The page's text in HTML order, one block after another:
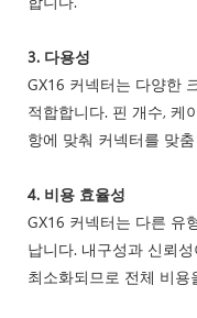
3. 다용성
GX16 커넥터는 다양한
적합합니다. 핀 개수, 케
항에 맞춰 커넥터를 맞
4. 비용 효율성
GX16 커넥터는 다른 유
납니다. 내구성과 신뢰
최소화되므로 전체 비